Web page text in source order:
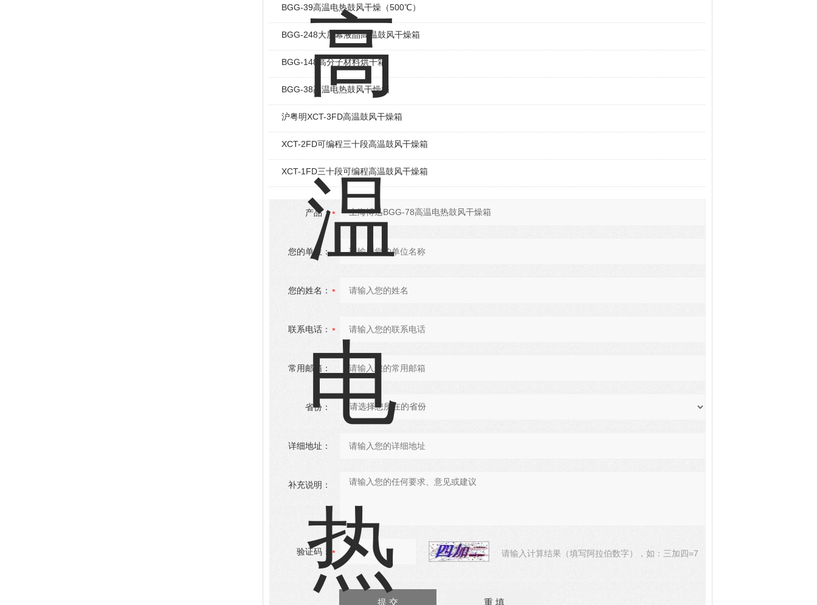
BGG-39高温电热鼓风干燥（500℃）
BGG-248大屏幕液晶高温鼓风干燥箱
BGG-148高分子材料烘干箱
BGG-38高温电热鼓风干燥箱
沪粤明XCT-3FD高温鼓风干燥箱
XCT-2FD可编程三十段高温鼓风干燥箱
XCT-1FD三十段可编程高温鼓风干燥箱
产品：
您的单位：
您的姓名：
联系电话：
常用邮箱：
省份：
详细地址：
补充说明：
验证码： 请输入计算结果（填写阿拉伯数字），如：三加四=7